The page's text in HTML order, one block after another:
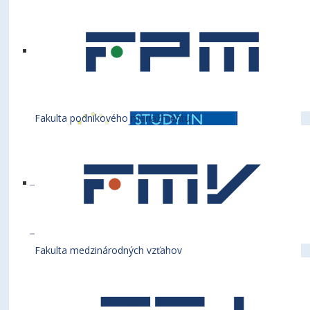
Fakulta podnikového manažmentu
Fakulta medzinárodných vzťahov